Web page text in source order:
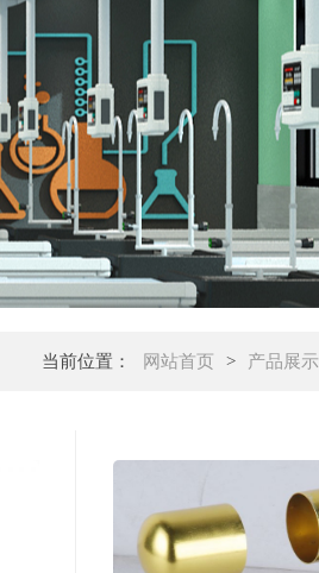
产品展示
>
网站首页
当前位置：